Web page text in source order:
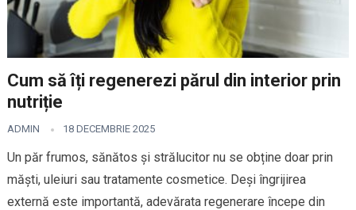
Cum să îți regenerezi părul din interior prin
nutriție
ADMIN 18 DECEMBRIE 2025
Un păr frumos, sănătos și strălucitor nu se obține doar prin
măști, uleiuri sau tratamente cosmetice. Deși îngrijirea
externă este importantă, adevărata regenerare începe din